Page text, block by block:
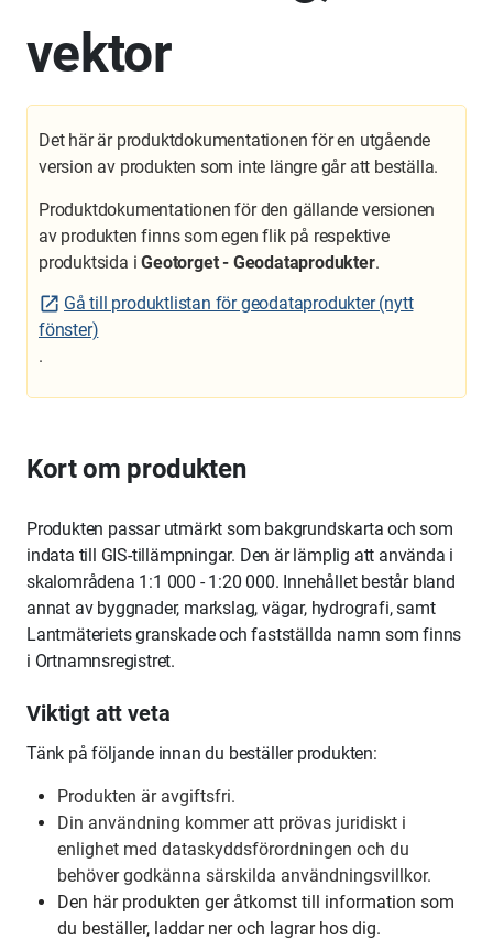
vektor
Det här är produktdokumentationen för en utgående
version av produkten som inte längre går att beställa.
Produktdokumentationen för den gällande versionen
av produkten finns som egen flik på respektive
produktsida iGeotorget - Geodataprodukter.
Gå till produktlistan för geodataprodukter (nytt
fönster)
.
Kort om produkten
Produkten passar utmärkt som bakgrundskarta och som
indata till GIS-tillämpningar. Den är lämplig att använda i
skalområdena 1:1 000 - 1:20 000. Innehållet består bland
annat av byggnader, markslag, vägar, hydrografi, samt
Lantmäteriets granskade och fastställda namn som finns
i Ortnamnsregistret.
Viktigt att veta
Tänk på följande innan du beställer produkten:
Produkten är avgiftsfri.
Din användning kommer att prövas juridiskt i
enlighet med dataskyddsförordningen och du
behöver godkänna särskilda användningsvillkor.
Den här produkten ger åtkomst till information som
du beställer, laddar ner och lagrar hos dig.